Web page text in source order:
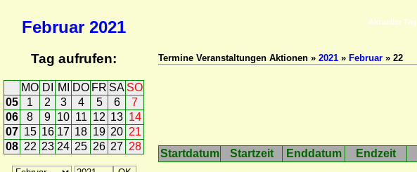
Februar 2021
Tag aufrufen:
MO DI MI DO FR SA SO
05
1 2 3 4 5 6
7
06
8 9 10 11 12 13 14
07 15 16 17 18 19 20 21
08 22 23 24 25 26 27 28
Aktueller Tag
Termine Veranstaltungen Aktionen » 2021 » Februar » 22
Startdatum Startzeit Enddatum Endzeit